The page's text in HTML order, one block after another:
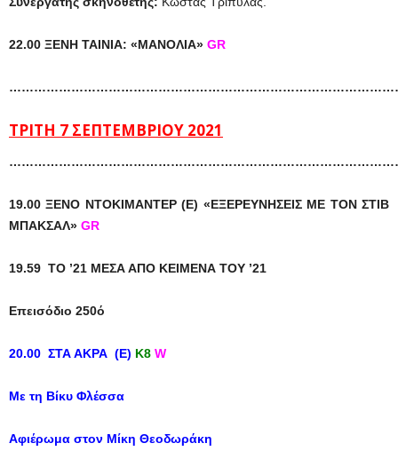
22.00 ΞΕΝΗ ΤΑΙΝΙΑ: «ΜΑΝΟΛΙΑ» GR
TΡΙΤΗ 7 ΣΕΠΤΕΜΒΡΙΟΥ 2021
19.00 ΞΕΝΟ ΝΤΟΚΙΜΑΝΤΕΡ (Ε) «ΕΞΕΡΕΥΝΗΣΕΙΣ ΜΕ ΤΟΝ ΣΤΙΒ
ΜΠΑΚΣΑΛ» GR
19.59 TO ’21 MEΣΑ ΑΠΟ ΚΕΙΜΕΝΑ ΤΟΥ ’21
Επεισόδιο 250ό
20.00 ΣΤΑ ΑΚΡΑ (E) Κ8 W
Με τη Βίκυ Φλέσσα
Αφιέρωμα στον Μίκη Θεοδωράκη